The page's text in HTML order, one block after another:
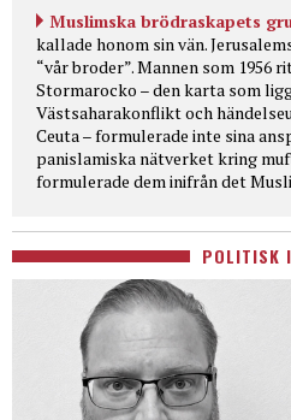
Muslimska brödraskapets
kallade honom sin vän.
“vår broder”. Mannen som 1956
Stormarocko – den karta som
Västsaharakonflikt och
Ceuta – formulerade inte sina
panislamiska nätverket kring
formulerade dem inifrån det
POLITISK